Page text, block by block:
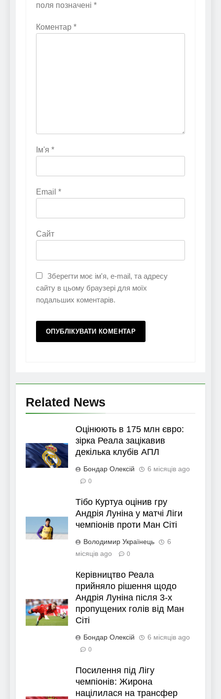
поля позначені *
Коментар *
Ім'я *
Email *
Сайт
Зберегти моє ім'я, e-mail, та адресу
сайту в цьому браузері для моїх
подальших коментарів.
Related News
Оцінюють в 175 млн євро:
зірка Реала зацікавив
декілька клубів АПЛ
Бондар Олексій 6 місяців ago
0
Тібо Куртуа оцінив гру
Андрія Луніна у матчі Ліги
чемпіонів проти Ман Сіті
Володимир Українець
6
місяців ago
0
Керівництво Реала
прийняло рішення щодо
Андрія Луніна після 3-х
пропущених голів від Ман
Сіті
Бондар Олексій 6 місяців ago
0
Посилення під Лігу
чемпіонів: Жирона
націлилася на трансфер